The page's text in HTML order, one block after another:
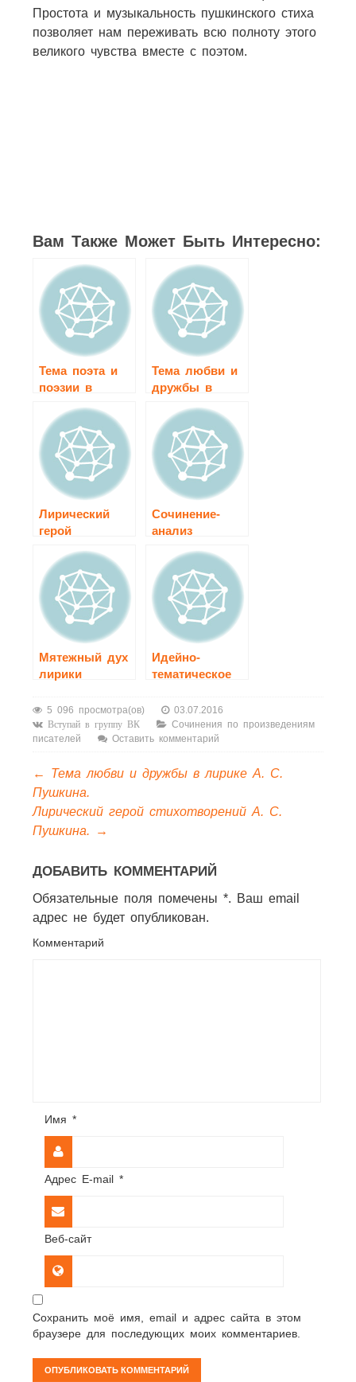
Простота и музыкальность пушкинского стиха
позволяет нам переживать всю полноту этого
великого чувства вместе с поэтом.
Вам Также Может Быть Интересно:
Тема поэта и
поэзии в
Пушкина.
Тема любви и
дружбы в
Пушкина.
Лирический
герой
А. С. Пушкина.
Сочинение-
анализ
Пушкина А.С.
«Я вас
любил…»
Мятежный дух
лирики
Идейно-
тематическое
лирики
А.С.Пушкина.
5 096 просмотра(ов) 03.07.2016
Вступай в группу ВК
Сочинения по произведениям
писателей
Оставить комментарий
←
Тема любви и дружбы в лирике А. С.
Пушкина.
Лирический герой стихотворений А. С.
Пушкина.
→
ДОБАВИТЬ КОММЕНТАРИЙ
Обязательные поля помечены *. Ваш email
адрес не будет опубликован.
Комментарий
Имя *
Адрес E-mail *
Веб-сайт
Сохранить моё имя, email и адрес сайта в этом
браузере для последующих моих комментариев.